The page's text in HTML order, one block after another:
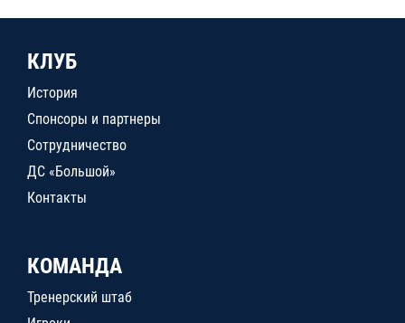
КЛУБ
История
Спонсоры и партнеры
Сотрудничество
ДС «Большой»
Контакты
КОМАНДА
Тренерский штаб